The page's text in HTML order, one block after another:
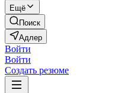
Ещё
Поиск
Адлер
Войти
Войти
Создать резюме